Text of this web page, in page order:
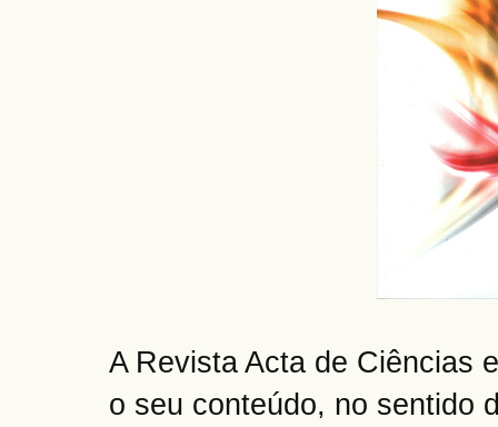
A Revista Acta de Ciências
o seu conteúdo, no sentido